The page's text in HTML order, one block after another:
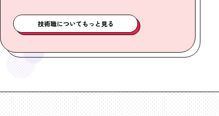
技術職についてもっと見る